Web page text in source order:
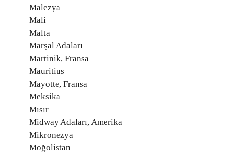
Malezya
Mali
Malta
Marşal Adaları
Martinik, Fransa
Mauritius
Mayotte, Fransa
Meksika
Mısır
Midway Adaları, Amerika
Mikronezya
Moğolistan